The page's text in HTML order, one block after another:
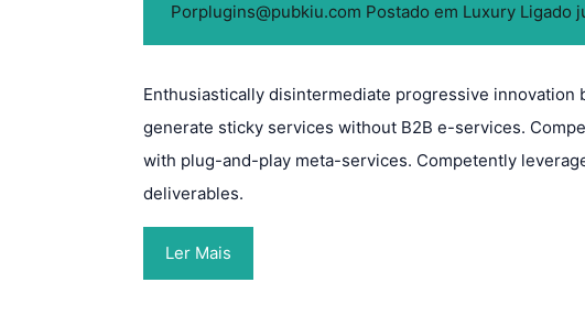
Porplugins@pubkiu.com Postado em Luxury Ligado
Enthusiastically disintermediate progressive
generate sticky services without B2B e-services.
with plug-and-play meta-services. Competently
deliverables.
Ler Mais